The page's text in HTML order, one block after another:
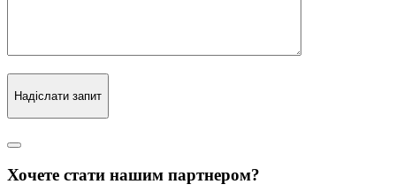
Надіслати запит
Хочете стати нашим партнером?